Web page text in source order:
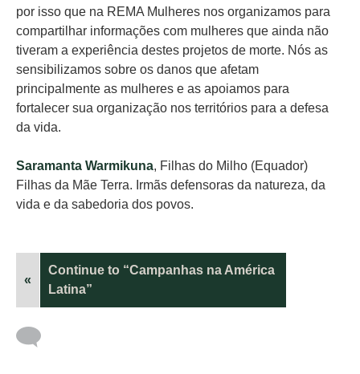
por isso que na REMA Mulheres nos organizamos para
compartilhar informações com mulheres que ainda não
tiveram a experiência destes projetos de morte. Nós as
sensibilizamos sobre os danos que afetam
principalmente as mulheres e as apoiamos para
fortalecer sua organização nos territórios para a defesa
da vida.
Saramanta Warmikuna, Filhas do Milho (Equador)
Filhas da Mãe Terra. Irmãs defensoras da natureza, da
vida e da sabedoria dos povos.
«
Continue to “Campanhas na América
Latina”